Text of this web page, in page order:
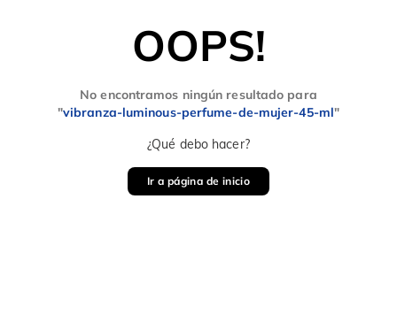
OOPS!
No encontramos ningún resultado para
"vibranza-luminous-perfume-de-mujer-45-ml"
¿Qué debo hacer?
Ir a página de inicio